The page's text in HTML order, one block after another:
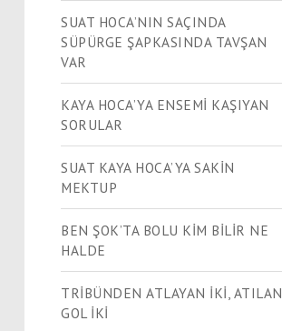
SUAT HOCA’NIN SAÇINDA
SÜPÜRGE ŞAPKASINDA TAVŞAN
VAR
KAYA HOCA’YA ENSEMİ KAŞIYAN
SORULAR
SUAT KAYA HOCA’YA SAKİN
MEKTUP
BEN ŞOK’TA BOLU KİM BİLİR NE
HALDE
TRİBÜNDEN ATLAYAN İKİ, ATILAN
GOL İKİ